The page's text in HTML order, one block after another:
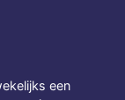
een